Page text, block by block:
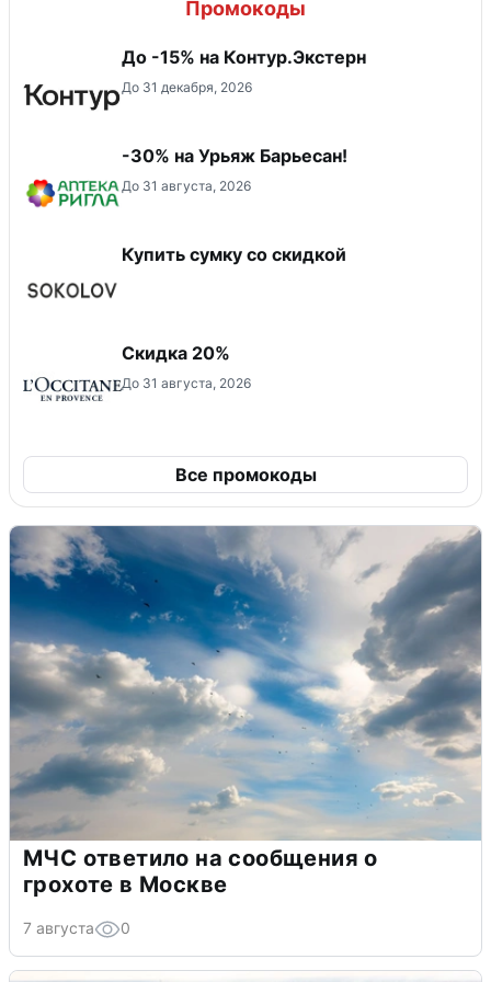
Промокоды
До -15% на Контур.Экстерн
До 31 декабря, 2026
-30% на Урьяж Барьесан!
До 31 августа, 2026
Купить сумку со скидкой
Скидка 20%
До 31 августа, 2026
Все промокоды
МЧС ответило на сообщения о
грохоте в Москве
7 августа 0